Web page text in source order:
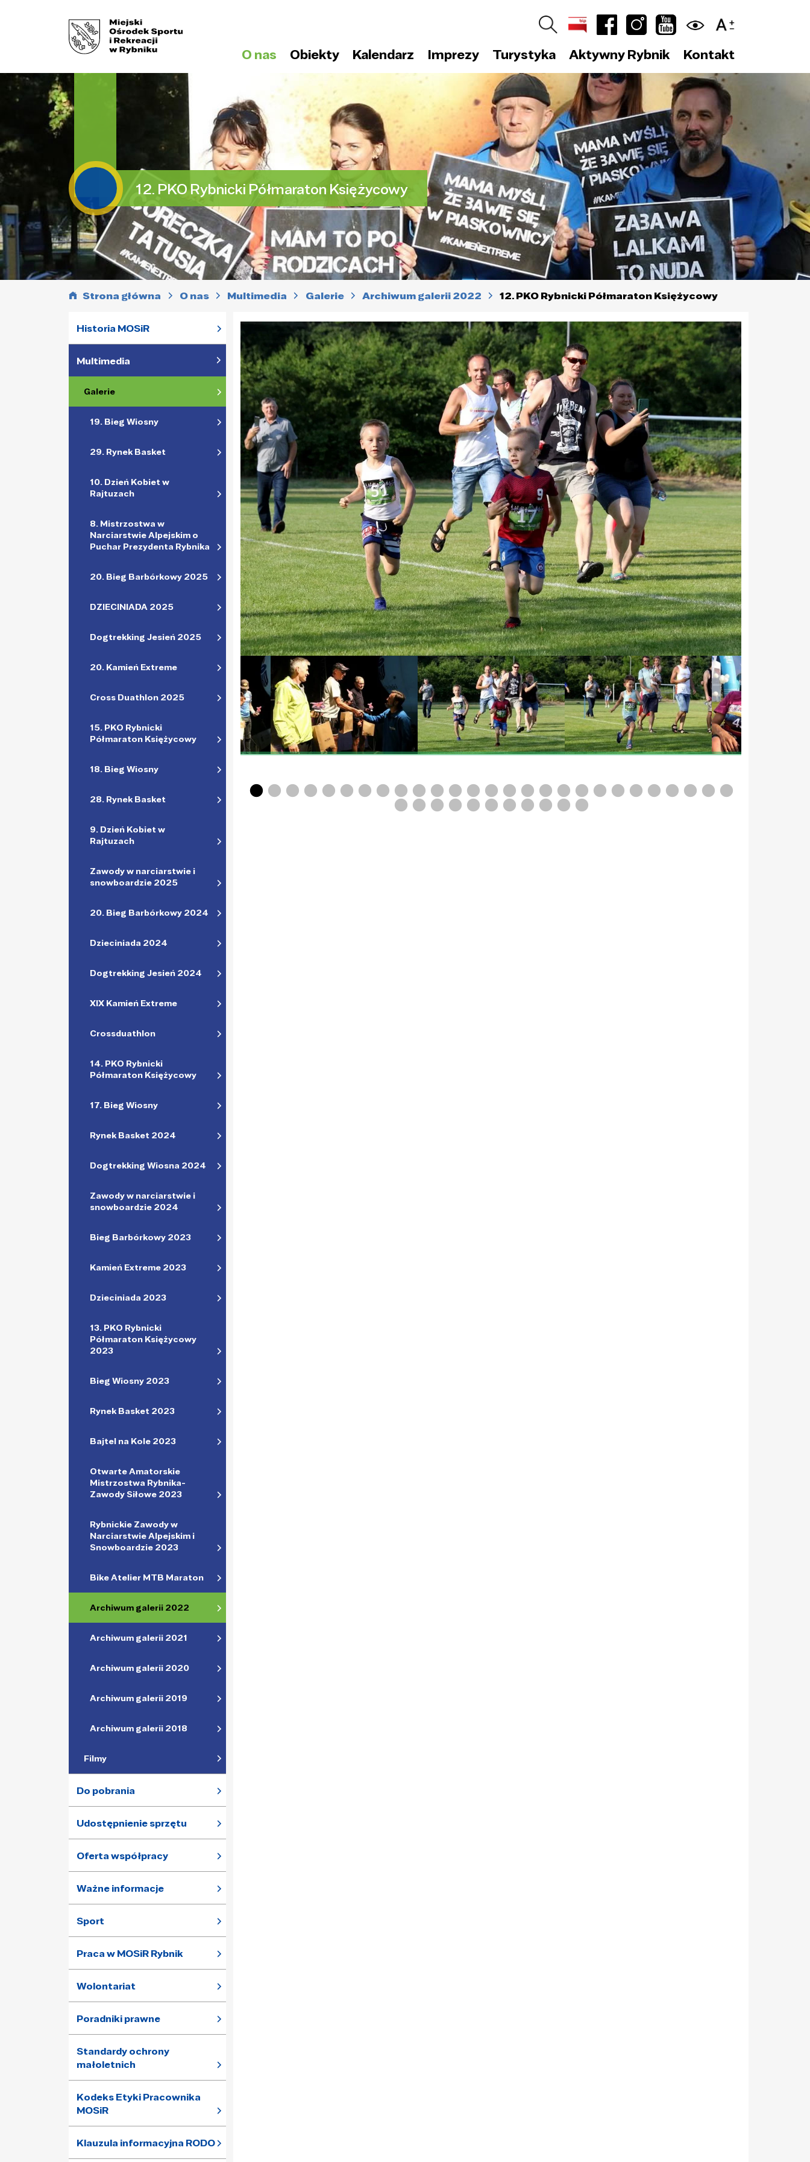
O nas Obiekty Kalendarz Imprezy Turystyka Aktywny Rybnik Kontakt
12. PKO Rybnicki Półmaraton Księżycowy
Strona główna O nas Multimedia Galerie Archiwum galerii 2022 12. PKO Rybnicki Półmaraton Księżycowy
Historia MOSiR
Multimedia
Galerie
19. Bieg Wiosny
29. Rynek Basket
10. Dzień Kobiet w
Rajtuzach
8. Mistrzostwa w
Narciarstwie Alpejskim o
Puchar Prezydenta Rybnika
20. Bieg Barbórkowy 2025
DZIECINIADA 2025
Dogtrekking Jesień 2025
20. Kamień Extreme
Cross Duathlon 2025
15. PKO Rybnicki
Półmaraton Księżycowy
18. Bieg Wiosny
28. Rynek Basket
9. Dzień Kobiet w
Rajtuzach
Zawody w narciarstwie i
snowboardzie 2025
20. Bieg Barbórkowy 2024
Dzieciniada 2024
Dogtrekking Jesień 2024
XIX Kamień Extreme
Crossduathlon
14. PKO Rybnicki
Półmaraton Księżycowy
17. Bieg Wiosny
Rynek Basket 2024
Dogtrekking Wiosna 2024
Zawody w narciarstwie i
snowboardzie 2024
Bieg Barbórkowy 2023
Kamień Extreme 2023
Dzieciniada 2023
13. PKO Rybnicki
Półmaraton Księżycowy
2023
Bieg Wiosny 2023
Rynek Basket 2023
Bajtel na Kole 2023
Otwarte Amatorskie
Mistrzostwa Rybnika-
Zawody Siłowe 2023
Rybnickie Zawody w
Narciarstwie Alpejskim i
Snowboardzie 2023
Bike Atelier MTB Maraton
Archiwum galerii 2022
Archiwum galerii 2021
Archiwum galerii 2020
Archiwum galerii 2019
Archiwum galerii 2018
Filmy
Do pobrania
Udostępnienie sprzętu
Oferta współpracy
Ważne informacje
Sport
Praca w MOSiR Rybnik
Wolontariat
Poradniki prawne
Standardy ochrony
małoletnich
Kodeks Etyki Pracownika
MOSiR
Klauzula informacyjna RODO